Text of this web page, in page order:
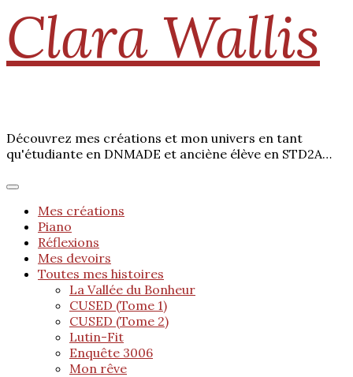
Clara Wallis
Découvrez mes créations et mon univers en tant
qu'étudiante en DNMADE et anciène élève en STD2A…
Mes créations
Piano
Réflexions
Mes devoirs
Toutes mes histoires
La Vallée du Bonheur
CUSED (Tome 1)
CUSED (Tome 2)
Lutin-Fit
Enquête 3006
Mon rêve